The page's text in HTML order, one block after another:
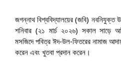
জগন্নাথ বিশ্ববিদ্যালয়ের (জবি) নবনিযুক্ত
শনিবার (২১ মার্চ ২০২৬) সকাল সাড়ে
মসজিদে পবিত্র ঈদ-উল-ফিতরের নামাজ
করেন এবং খুতবা প্রদান করেন।